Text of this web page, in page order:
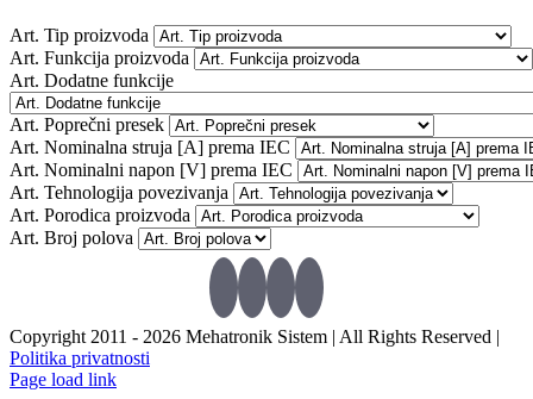
Art. Tip proizvoda
Art. Funkcija proizvoda
Art. Dodatne funkcije
Art. Poprečni presek
Art. Nominalna struja [A] prema IEC
Art. Nominalni napon [V] prema IEC
Art. Tehnologija povezivanja
Art. Porodica proizvoda
Art. Broj polova
Copyright 2011 - 2026 Mehatronik Sistem | All Rights Reserved |
Politika privatnosti
Page load link